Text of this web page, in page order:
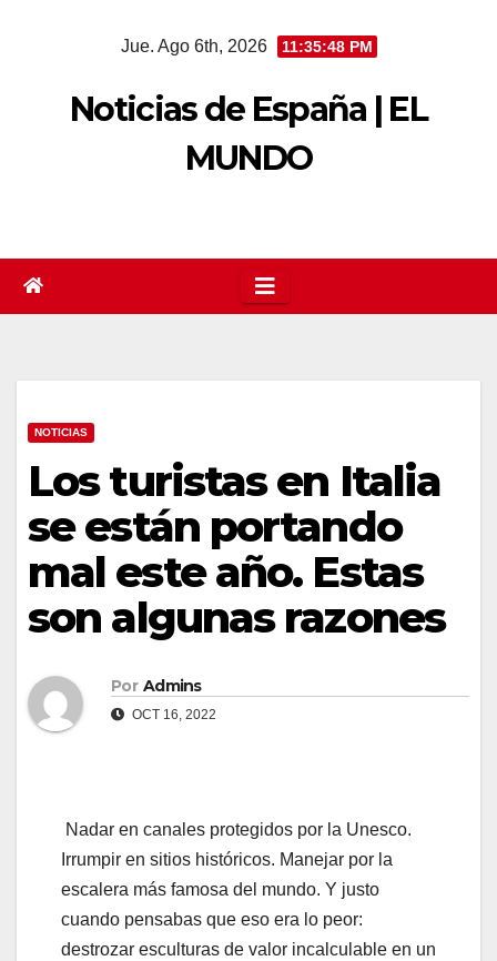
Jue. Ago 6th, 2026 11:35:49 PM
Noticias de España | EL
MUNDO
NOTICIAS
Los turistas en Italia
se están portando
mal este año. Estas
son algunas razones
Por Admins
OCT 16, 2022
Nadar en canales protegidos por la Unesco.
Irrumpir en sitios históricos. Manejar por la
escalera más famosa del mundo. Y justo
cuando pensabas que eso era lo peor:
destrozar esculturas de valor incalculable en un